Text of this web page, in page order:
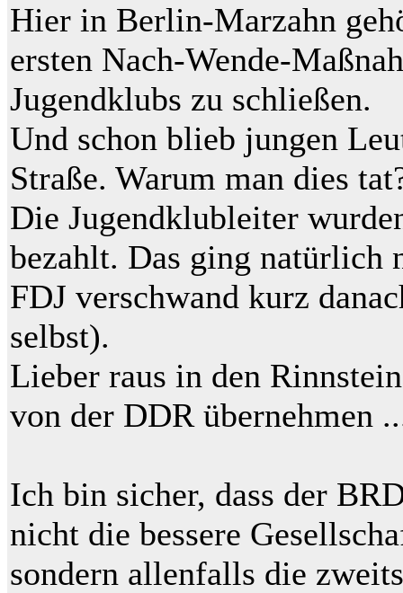
Hier in Berlin-Marzahn
ersten Nach-Wende-
Jugendklubs zu schließen.
Und schon blieb jungen
Straße. Warum man dies
Die Jugendklubleiter
bezahlt. Das ging natürlich
FDJ verschwand kurz
selbst).
Lieber raus in den
von der DDR übernehmen
Ich bin sicher, dass der
nicht die bessere
sondern allenfalls die